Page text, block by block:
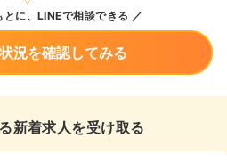
に、LINEで相談できる
況を確認してみる
新着求人を受け取る